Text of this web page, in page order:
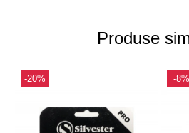
Produse
-20% -8%